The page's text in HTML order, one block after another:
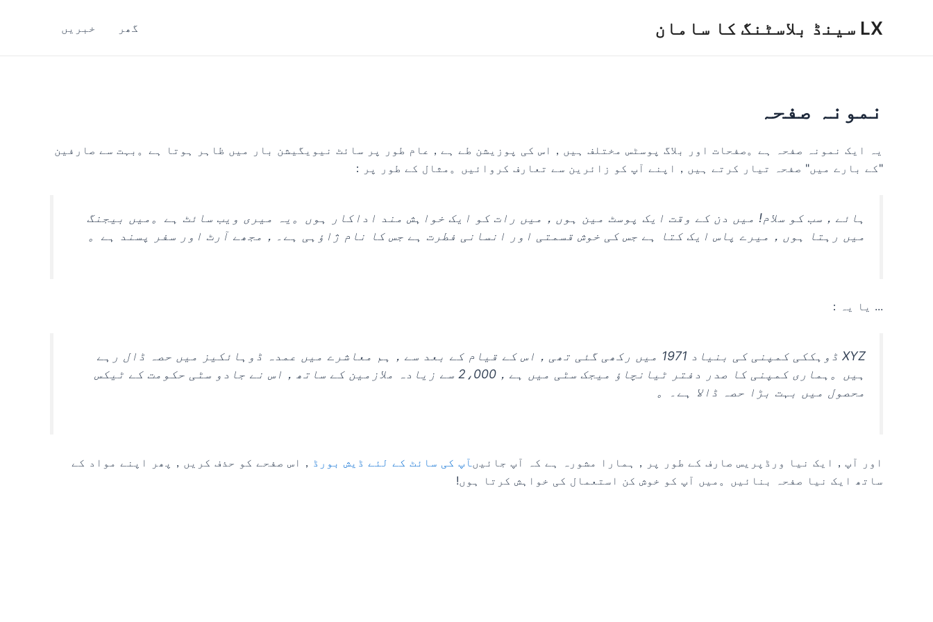
LX سینڈ بلاسٹنگ کا سامان گھر خبریں
نمونہ صفحہ
یہ ایک نمونہ صفحہ ہے。صفحات اور بلاگ پوسٹس مختلف ہیں，اس کی پوزیشن طے ہے，عام طور پر سائٹ نیویگیشن بار میں ظاہر ہوتا ہے。بہت سے صارفین
"کے بارے میں" صفحہ تیار کرتے ہیں，اپنے آپ کو زائرین سے تعارف کروائیں。مثال کے طور پر：
ہائے，سب کو سلام! میں دن کے وقت ایک پوسٹ مین ہوں，میں رات کو ایک خواہش مند اداکار ہوں。یہ میری ویب سائٹ ہے。میں بیجنگ
میں رہتا ہوں，میرے پاس ایک کتا ہے جس کی خوش قسمتی اور انسانی فطرت ہے جس کا نام ژاؤہی ہے۔，مجھے آرٹ اور سفر پسند ہے。
... یا یہ：
XYZ ڈوہککی کمپنی کی بنیاد 1971 میں رکھی گئی تھی，اس کے قیام کے بعد سے，ہم معاشرے میں عمدہ ڈوہائکیز میں حصہ ڈال رہے
ہیں。ہماری کمپنی کا صدر دفتر ٹیانچاؤ میجک سٹی میں ہے，2،000 سے زیادہ ملازمین کے ساتھ，اس نے جادو سٹی حکومت کے ٹیکس
محصول میں بہت بڑا حصہ ڈالا ہے۔。
اور آپ，ایک نیا ورڈپریس صارف کے طور پر，ہمارا مشورہ ہے کہ آپ جائیں آپ کی سائٹ کے لئے ڈیش بورڈ ，اس صفحے کو حذف کریں，پھر اپنے مواد کے
ساتھ ایک نیا صفحہ بنائیں。میں آپ کو خوش کن استعمال کی خواہش کرتا ہوں!